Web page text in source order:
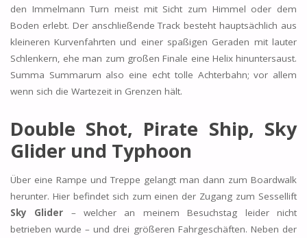
den Immelmann Turn meist mit Sicht zum Himmel oder dem
Boden erlebt. Der anschließende Track besteht hauptsächlich aus
kleineren Kurvenfahrten und einer spaßigen Geraden mit lauter
Schlenkern, ehe man zum großen Finale eine Helix hinuntersaust.
Summa Summarum also eine echt tolle Achterbahn; vor allem
wenn sich die Wartezeit in Grenzen hält.
Double Shot, Pirate Ship, Sky
Glider und Typhoon
Über eine Rampe und Treppe gelangt man dann zum Boardwalk
herunter. Hier befindet sich zum einen der Zugang zum Sessellift
Sky Glider – welcher an meinem Besuchstag leider nicht
betrieben wurde – und drei größeren Fahrgeschäften. Neben der